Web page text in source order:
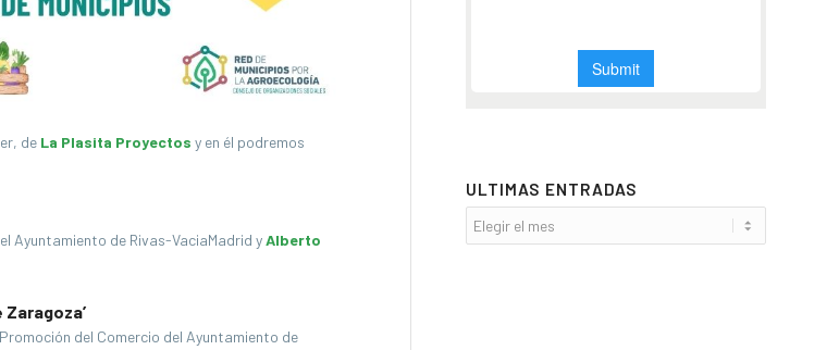
de La Plasita Proyectos y en él podremos
Ayuntamiento de Rivas-VaciaMadrid yAlberto
del Comercio del Ayuntamiento de
ULTIMAS ENTRADAS